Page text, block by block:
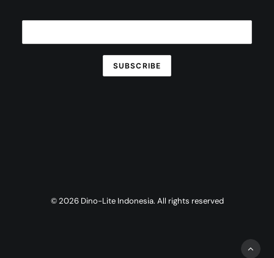
© 2026 Dino-Lite Indonesia. All rights reserved